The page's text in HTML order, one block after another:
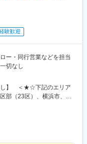
東川口駅、朝霞駅、新越
草加駅、大阪難波駅、淀
駅、平林駅(大阪府)、中ふ
北浜駅(大阪府)、なんば駅
津駅(大阪府・阪急線)、な
町駅、扇町駅(大阪府)、
駅、左京山駅、武蔵小杉
、町田駅、綾瀬駅、大手
天王洲アイル駅、日吉駅
、戸塚駅、海老名駅(相
験歓迎
ー・同行営業などを担当
切なし
し】 ＜★☆下記のエリア
（23区）、横浜市、川
台市【中国・九州】広島
◎上記のエリアに通える
リアへの配属です。テレ